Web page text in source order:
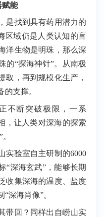
赋能
找到具有药用潜力的
区域仍是人类认知的盲
洋生物是明珠，那么深
的“探海神针”。从南极
取，再到规模化生产，
支撑。
断突破极限，一系
，让人类对深海的探索
验室自主研制的6000
“深海玄武”，能够长期
收集深海的温度、盐度
深海肖像”。
回？同样出自崂山实